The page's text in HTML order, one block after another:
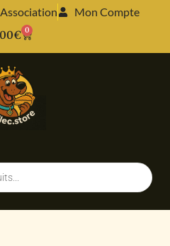
Mon Compte
€ 0